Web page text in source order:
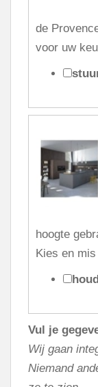
de
voor uw
hoogte
Kies en
Vul je
Wij gaan
Niemand